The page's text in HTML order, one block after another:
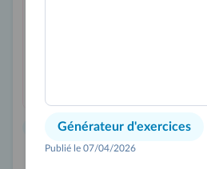
Générateur d'exercices
Écrire une fraction sous la
Générateur d'exercices
Publié le 07/04/2026